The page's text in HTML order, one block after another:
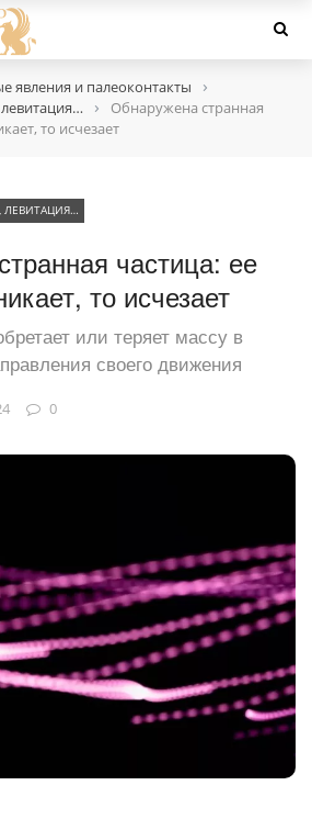
явления и палеоконтакты ›
›
Обнаружена странная
то исчезает
ЛЕВИТАЦИЯ…
частица: ее
то исчезает
или теряет массу в
своего движения
0